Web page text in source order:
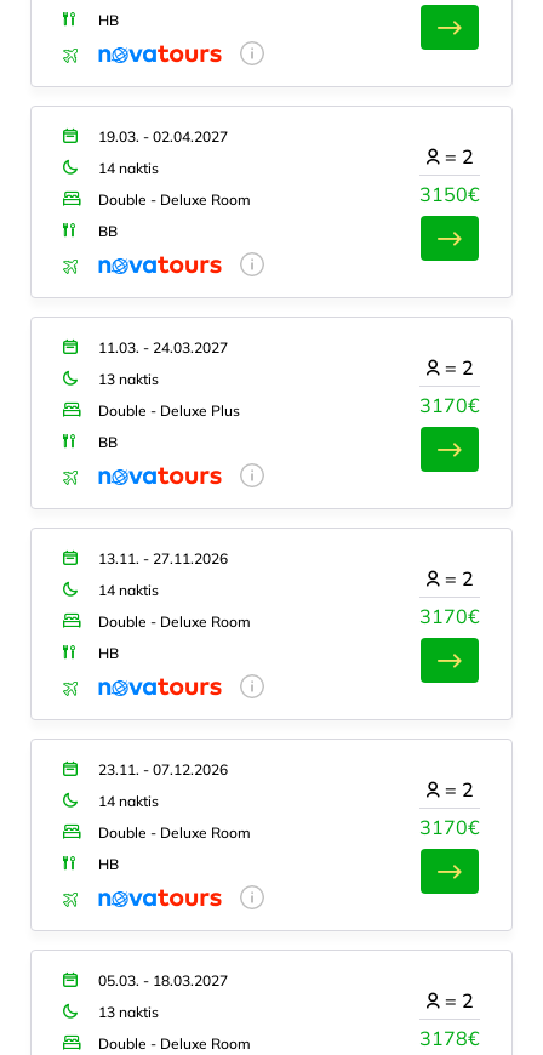
HB
19.03. - 02.04.2027
14 naktis
Double - Deluxe Room
BB
3150€
= 2
11.03. - 24.03.2027
13 naktis
Double - Deluxe Plus
BB
3170€
= 2
13.11. - 27.11.2026
14 naktis
Double - Deluxe Room
HB
3170€
= 2
23.11. - 07.12.2026
14 naktis
Double - Deluxe Room
HB
3170€
= 2
05.03. - 18.03.2027
13 naktis
Double - Deluxe Room
3178€
= 2